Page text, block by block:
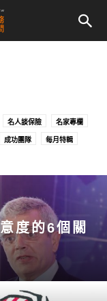
名人談保險 名家專欄
成功團隊 每月特輯
度的6個關